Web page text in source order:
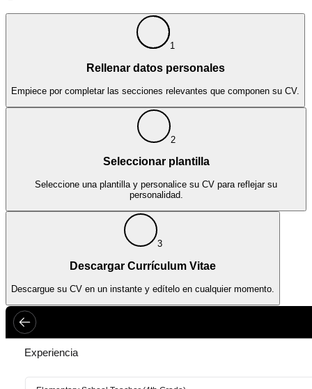
1
Rellenar datos personales
Empiece por completar las secciones relevantes que componen su CV.
2
Seleccionar plantilla
Seleccione una plantilla y personalice su CV para reflejar su
personalidad.
3
Descargar Currículum Vitae
Descargue su CV en un instante y edítelo en cualquier momento.